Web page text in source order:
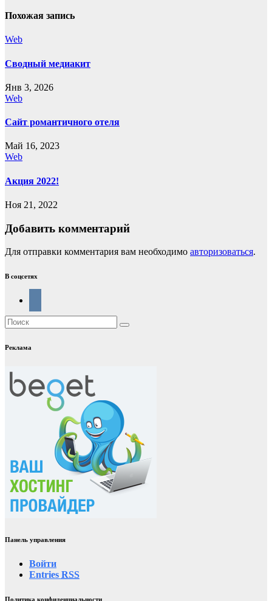
записям
Похожая запись
Web
Сводный медиакит
Янв 3, 2026
Web
Сайт романтичного отеля
Май 16, 2023
Web
Акция 2022!
Ноя 21, 2022
Добавить комментарий
Для отправки комментария вам необходимо авторизоваться.
В соцсетях
Реклама
Панель управления
Войти
Entries RSS
Политика конфиденциальности